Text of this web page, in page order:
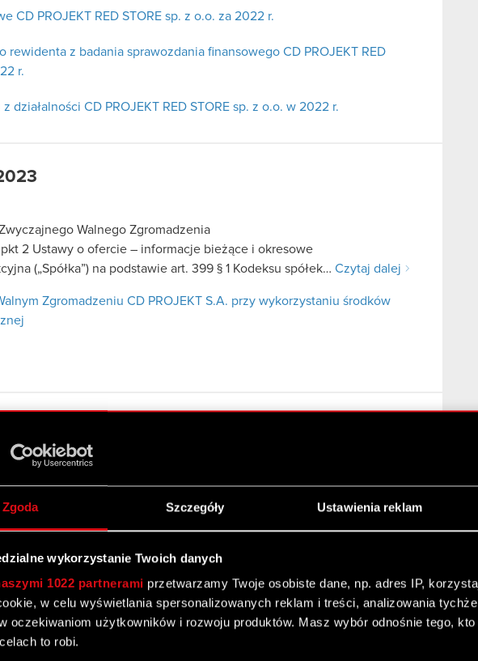
Zgoda Szczegóły Ustawienia reklam
wykorzystanie Twoich danych
1022 partnerami przetwarzamy Twoje osobiste dane, np. adres IP,
w celu wyświetlania spersonalizowanych reklam i treści, analizowania
oczekiwaniom użytkowników i rozwoju produktów. Masz wybór odnośnie tego,
to robi.
CD PROJEKT RED STORE sp. z o.o. za 2022 r.
rewidenta z badania sprawozdania finansowego CD PROJEKT RED
r.
działalności CD PROJEKT RED STORE sp. z o.o. w 2022 r.
Walnego Zgromadzenia
pkt 2 Ustawy o ofercie – informacje bieżące i okresowe
(„Spółka”) na podstawie art. 399 § 1 Kodeksu spółek… Czytaj dalej
Zgromadzeniu CD PROJEKT S.A. przy wykorzystaniu środków
z nabywania akcji własnych Spółki w oparciu o uchwałę nr 4
Spółki z dnia 29 listopada 2016 roku
– informacje poufne